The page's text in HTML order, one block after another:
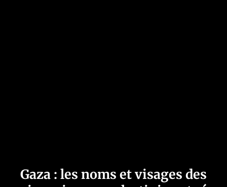
Gaza : les noms et visages des